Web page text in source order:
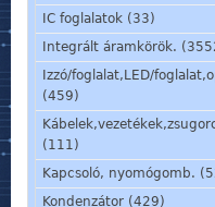
IC foglalatok (33)
Integrált áramkörök.
Izzó/foglalat,LED/
(459)
(111)
Kapcsoló, nyomógomb.
Kondenzátor (429)